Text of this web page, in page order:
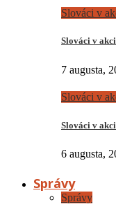
Slováci v
Slováci v
7 augusta,
Slováci v
Slováci v
6 augusta,
Správy
Správy